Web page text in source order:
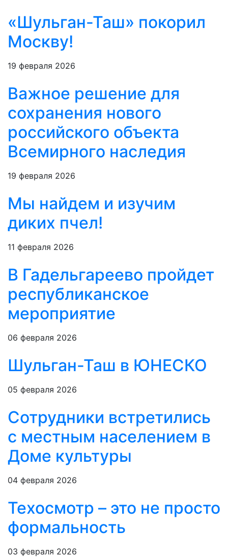
«Шульган-Таш» покорил
Москву!
19 февраля 2026
Важное решение для
сохранения нового
российского объекта
Всемирного наследия
19 февраля 2026
Мы найдем и изучим
диких пчел!
11 февраля 2026
В Гадельгареево пройдет
республиканское
мероприятие
06 февраля 2026
Шульган-Таш в ЮНЕСКО
05 февраля 2026
Сотрудники встретились
с местным населением в
Доме культуры
04 февраля 2026
Техосмотр – это не просто
формальность
03 февраля 2026